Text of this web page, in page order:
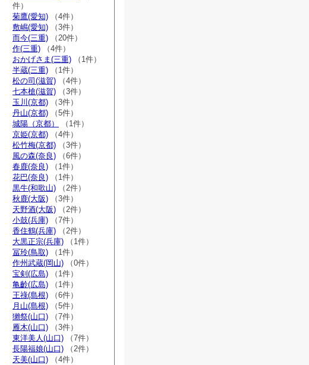
件）
菊鷹(愛知) （4件）
敷嶋(愛知) （3件）
而今(三重) （20件）
作(三重) （4件）
おかげさま(三重) （1件）
半蔵(三重) （1件）
松の司(滋賀) （4件）
七本槍(滋賀) （3件）
玉川(京都) （3件）
丹山(京都) （5件）
城陽（京都）
（1件）
京姫(京都) （4件）
松竹梅(京都) （3件）
風の森(奈良) （6件）
春鹿(奈良) （1件）
花巴(奈良) （1件）
黒牛(和歌山) （2件）
秋鹿(大阪) （3件）
天野酒(大阪) （2件）
小鼓(兵庫) （7件）
香住鶴(兵庫) （2件）
大黒正宗(兵庫) （1件）
冨玲(鳥取) （1件）
作州武蔵(岡山) （0件）
宝剣(広島) （1件）
亀齡(広島) （1件）
王祿(島根) （6件）
月山(島根) （5件）
獺祭(山口) （7件）
雁木(山口) （3件）
東洋美人(山口) （7件）
長陽福娘(山口) （2件）
天美(山口) （4件）